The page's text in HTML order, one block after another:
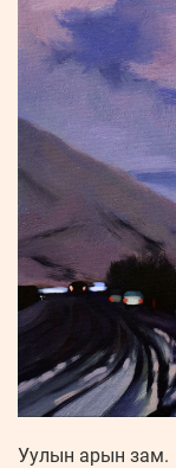
Уулын арын зам.